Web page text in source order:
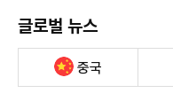
글로벌 뉴스
중국